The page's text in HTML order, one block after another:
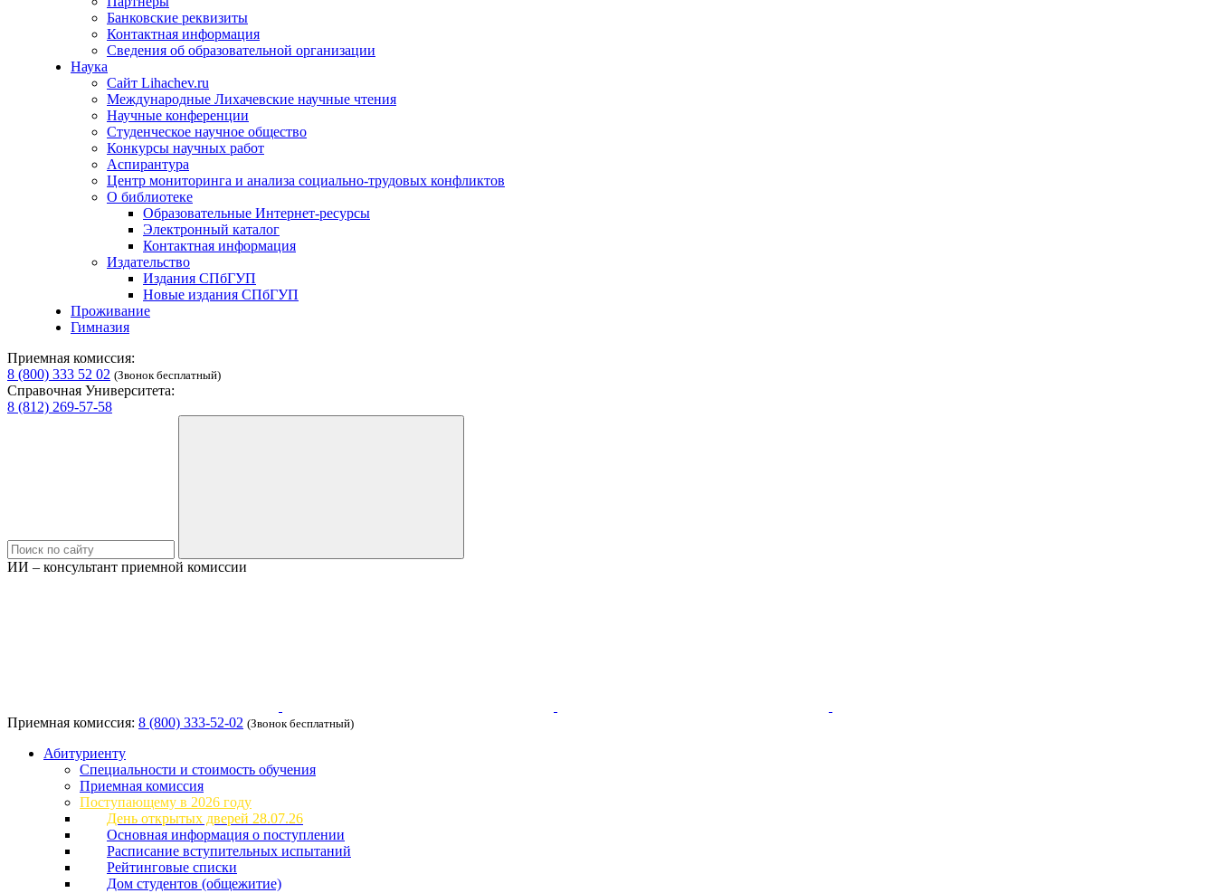
Банковские реквизиты
Контактная информация
Сведения об образовательной организации
Наука
Сайт Lihachev.ru
Международные Лихачевские научные чтения
Научные конференции
Студенческое научное общество
Конкурсы научных работ
Аспирантура
Центр мониторинга и анализа социально-трудовых конфликтов
О библиотеке
Образовательные Интернет-ресурсы
Электронный каталог
Контактная информация
Издательство
Издания СПбГУП
Новые издания СПбГУП
Проживание
Гимназия
Приемная комиссия:
8 (800) 333 52 02 (Звонок бесплатный)
Справочная Университета:
8 (812) 269-57-58
ИИ – консультант приемной комиссии
Приемная комиссия: 8 (800) 333-52-02 (Звонок бесплатный)
Абитуриенту
Специальности и стоимость обучения
Приемная комиссия
Поступающему в 2026 году
День открытых дверей 28.07.26
Основная информация о поступлении
Расписание вступительных испытаний
Рейтинговые списки
Дом студентов (общежитие)